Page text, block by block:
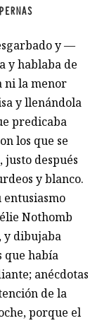
y —
y hablaba de
ni la menor
y llenándola
predicaba
los que se
después
y blanco.
entusiasmo
Nothomb
y dibujaba
que había
anécdotas
de la
porque el